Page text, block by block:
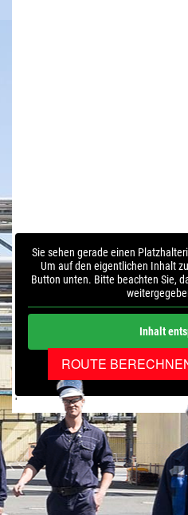
Sie sehen gerade einen
Um auf den eigentlichen Inhalt
Button unten. Bitte beachten Sie,
Inhalt
Weitere
'
ROUTE